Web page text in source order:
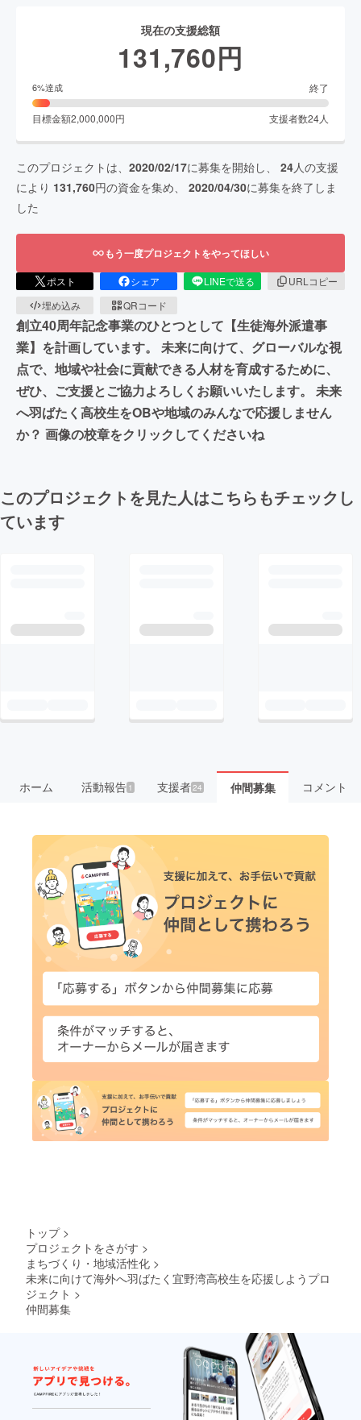
現在の支援総額
131,760円
6%達成 終了
目標金額2,000,000円 支援者数24人
このプロジェクトは、 2020/02/17に募集を開始し、 24人の支援
により 131,760円の資金を集め、 2020/04/30に募集を終了しま
した
もう一度プロジェクトをやってほしい
ポスト シェア LINEで送る
URLコピー
埋め込み
QRコード
創立40周年記念事業のひとつとして【生徒海外派遣事
業】を計画しています。 未来に向けて、グローバルな視
点で、地域や社会に貢献できる人材を育成するために、
ぜひ、ご支援とご協力よろしくお願いいたします。 未来
へ羽ばたく高校生をOBや地域のみんなで応援しません
か？ 画像の校章をクリックしてくださいね
このプロジェクトを見た人はこちらもチェックし
ています
ホーム 活動報告1 支援者24 仲間募集 コメント
トップ >
プロジェクトをさがす >
まちづくり・地域活性化 >
未来に向けて海外へ羽ばたく宜野湾高校生を応援しようプロ
ジェクト >
仲間募集